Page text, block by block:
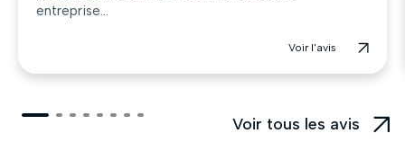
entreprise...
Voir l'avis
Voir tous les avis